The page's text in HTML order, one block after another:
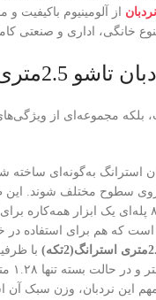
نردبان از آلومینیوم
خانگی، اداری و صنعتی
استرانگ(2تکه)
بلکه مجموعه‌ای از
استرانگ به‌گونه‌ای ساخته
سطوح مختلف شوند. این
این نردبان ۸ پله‌ای یک
که هم برای استفاده در